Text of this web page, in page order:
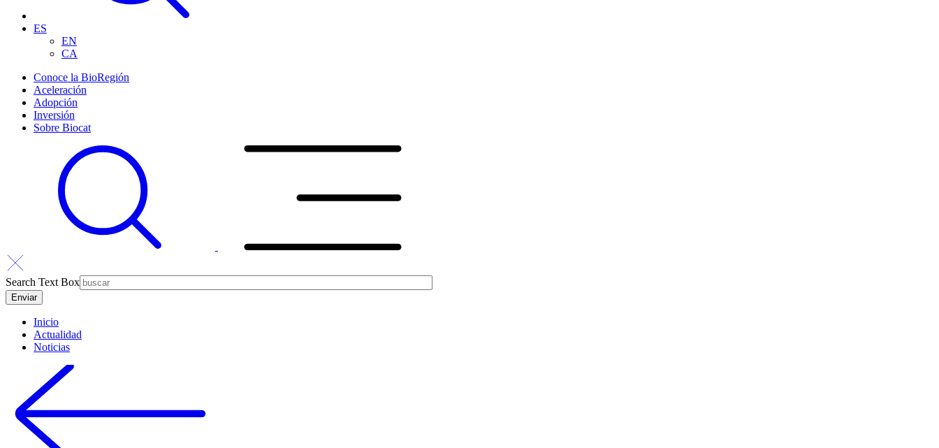
ES
EN
CA
Conoce la BioRegión
Aceleración
Adopción
Inversión
Sobre Biocat
Search Text Box
Inicio
Actualidad
Noticias